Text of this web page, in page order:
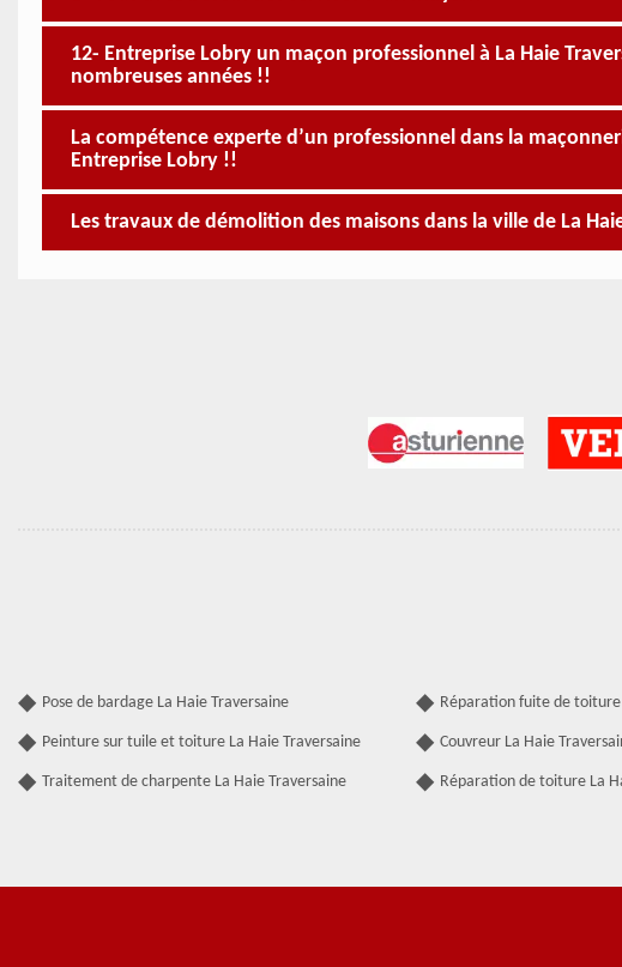
12- Entreprise Lobry un maçon professionnel à La Haie
nombreuses années !!
La compétence experte d’un professionnel dans la
Entreprise Lobry !!
Les travaux de démolition des maisons dans la ville de La
Pose de bardage La Haie Traversaine
Peinture sur tuile et toiture La Haie Traversaine
Traitement de charpente La Haie Traversaine
Réparation fuite de toiture
Couvreur La Haie
Réparation de toiture La